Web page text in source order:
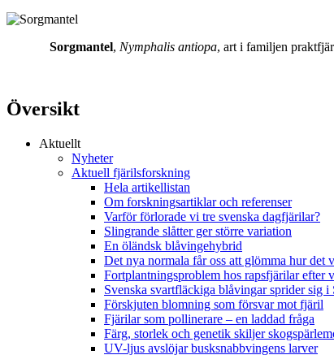
Sorgmantel, Nymphalis antiopa, art i familjen
Översikt
Aktuellt
Nyheter
Aktuell fjärilsforskning
Hela artikellistan
Om forskningsartiklar och referenser
Varför förlorade vi tre svenska dagfjärilar?
Slingrande slåtter ger större variation
En öländsk blåvingehybrid
Det nya normala får oss att glömma hur det
Fortplantningsproblem hos rapsfjärilar efter
Svenska svartfläckiga blåvingar sprider sig i
Förskjuten blomning som försvar mot fjäril
Fjärilar som pollinerare – en laddad fråga
Färg, storlek och genetik skiljer
UV-ljus avslöjar busksnabbvingens larver